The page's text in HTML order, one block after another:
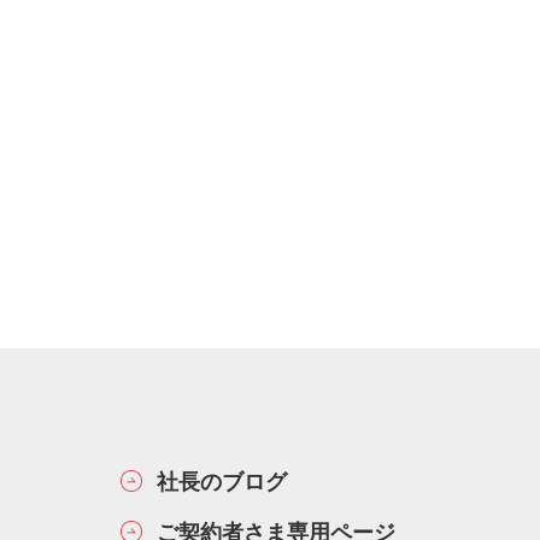
社長のブログ
ご契約者さま専用ページ